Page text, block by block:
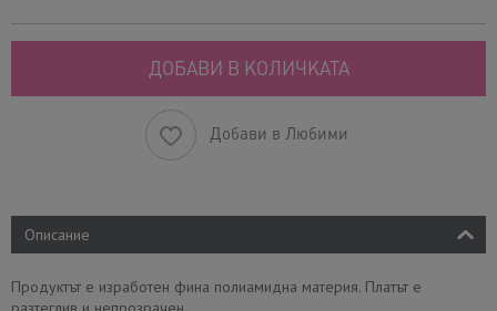
ДОБАВИ В КОЛИЧКАТА
Добави в Любими
Описание
Продуктът е изработен фина полиамидна материя. Платът е